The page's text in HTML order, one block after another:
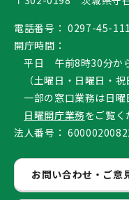
電話番号： 0297-45-
開庁時間：
平日 午前8時30分か
（土曜日・日曜日・
一部の窓口業務は日曜
日曜開庁業務をご覧く
法人番号：
お問い合わせ・ご意